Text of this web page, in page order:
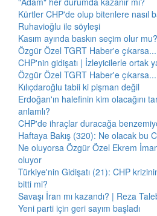
Kürtler CHP'de olup bitenlere nasıl
Ruhavioğlu ile söyleşi
Kasım ayında baskın seçim olur mu?
Özgür Özel TGRT Haber'e çıkarsa...
CHP'nin gidişatı | İzleyicilerle ortak
Özgür Özel TGRT Haber'e çıkarsa...
Kılıçdaroğlu tabii ki pişman değil
Erdoğan'ın halefinin kim olacağını
anlamlı?
CHP'de ihraçlar duracağa
Haftaya Bakış (320): Ne olacak bu
Ne oluyorsa Özgür Özel Ekrem
oluyor
Türkiye'nin Gidişatı (21): CHP
bitti mi?
Savaşı İran mı kazandı? | Reza
Yeni parti için geri sayım başladı